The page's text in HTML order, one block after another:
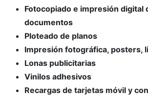
Fotocopiado e impresión digital
documentos
Ploteado de planos
Impresión fotográfica, posters,
Lonas publicitarias
Vinilos adhesivos
Recargas de tarjetas móvil y